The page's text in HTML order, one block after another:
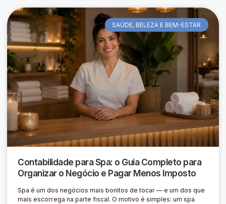
SAÚDE, BELEZA E BEM-ESTAR
Contabilidade para Spa: o Guia Completo para
Organizar o Negócio e Pagar Menos Imposto
Spa é um dos negócios mais bonitos de tocar — e um dos que
mais escorrega na parte fiscal. O motivo é simples: um spa